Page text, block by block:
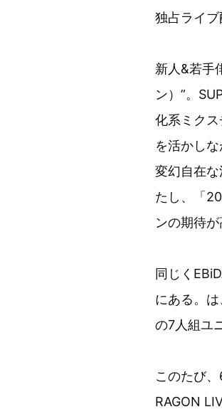
独占ライブ
新人&若手
ン）”。
化系ミク
を活かし
変幻自在
たし、「
ンの期待が
同じく
にある。
の7人組ユ
このたび
RAGON